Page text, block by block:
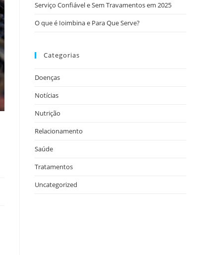
Serviço Confiável e Sem Travamentos em 2025
O que é Ioimbina e Para Que Serve?
Categorias
Doenças
Notícias
Nutrição
Relacionamento
Saúde
Tratamentos
Uncategorized